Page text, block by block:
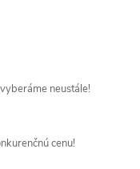
neustále!
cenu!